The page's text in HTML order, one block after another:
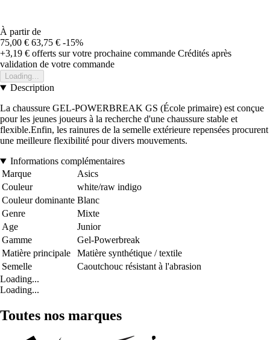
À partir de
75,00 € 63,75 € -15%
+3,19 € offerts sur votre prochaine commande Crédités après
validation de votre commande
Loading...
Description
La chaussure GEL-POWERBREAK GS (École primaire) est conçue
pour les jeunes joueurs à la recherche d'une chaussure stable et
flexible.Enfin, les rainures de la semelle extérieure repensées procurent
une meilleure flexibilité pour divers mouvements.
Informations complémentaires
Marque
Asics
Couleur
white/raw indigo
Couleur dominante Blanc
Genre
Mixte
Age
Junior
Gamme
Gel-Powerbreak
Matière principale
Matière synthétique / textile
Semelle
Caoutchouc résistant à l'abrasion
Loading...
Loading...
Toutes nos marques